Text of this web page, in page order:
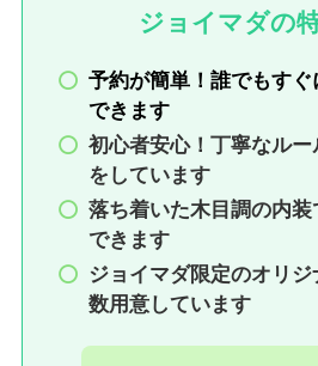
ジョイマダの
予約が簡単！誰でもす
できます
初心者安心！丁寧なルー
をしています
落ち着いた木目調の内
できます
ジョイマダ限定のオリ
数用意しています